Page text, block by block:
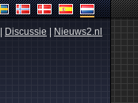
Discussie Nieuws2.nl